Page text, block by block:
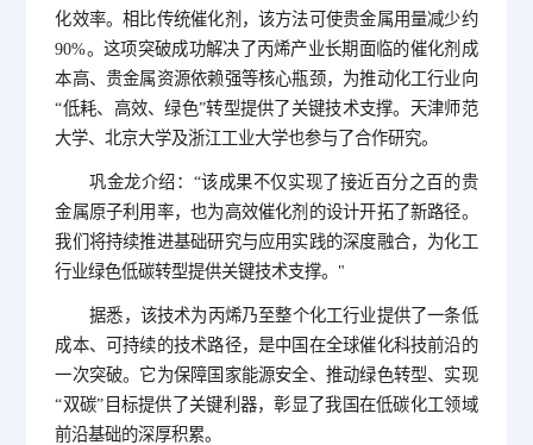
化效率。相比传统催化剂，该方法可使贵金属用量减少约
90%。这项突破成功解决了丙烯产业长期面临的催化剂成
本高、贵金属资源依赖强等核心瓶颈，为推动化工行业向
“低耗、高效、绿色”转型提供了关键技术支撑。天津师范
大学、北京大学及浙江工业大学也参与了合作研究。
巩金龙介绍：“该成果不仅实现了接近百分之百的贵
金属原子利用率，也为高效催化剂的设计开拓了新路径。
我们将持续推进基础研究与应用实践的深度融合，为化工
行业绿色低碳转型提供关键技术支撑。"
据悉，该技术为丙烯乃至整个化工行业提供了一条低
成本、可持续的技术路径，是中国在全球催化科技前沿的
一次突破。它为保障国家能源安全、推动绿色转型、实现
“双碳”目标提供了关键利器，彰显了我国在低碳化工领域
前沿基础的深厚积累。